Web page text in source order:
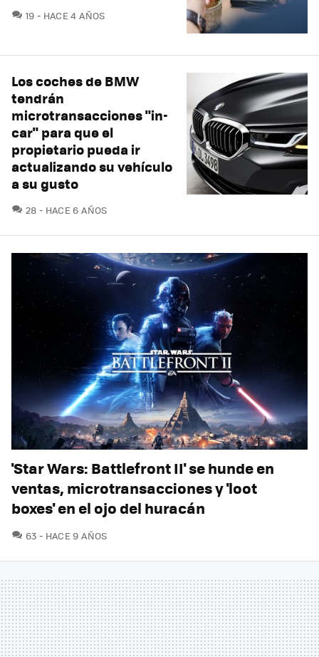
19 COMENTARIOS
HACE 4 AÑOS
Los coches de BMW
tendrán
microtransacciones "in-
car" para que el
propietario pueda ir
actualizando su vehículo
a su gusto
28 COMENTARIOS
HACE 6 AÑOS
'Star Wars: Battlefront II' se hunde en
ventas, microtransacciones y 'loot
boxes' en el ojo del huracán
63 COMENTARIOS
HACE 9 AÑOS